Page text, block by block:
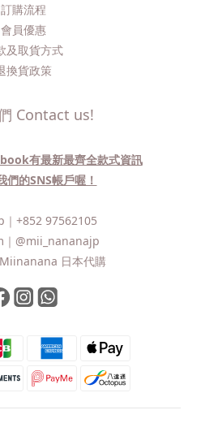
訂購流程​
會員優惠
及取貨方式
換貨政策
Contact us!
有最新最齊全款式資訊
們的SNS帳戶喔！
+852 97562105
@mii_nananajp
Miinanana 日本代購